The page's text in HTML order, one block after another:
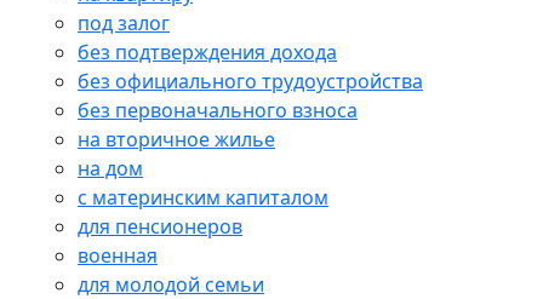
под залог
без подтверждения дохода
без официального трудоустройства
без первоначального взноса
на вторичное жилье
на дом
с материнским капиталом
для пенсионеров
военная
для молодой семьи